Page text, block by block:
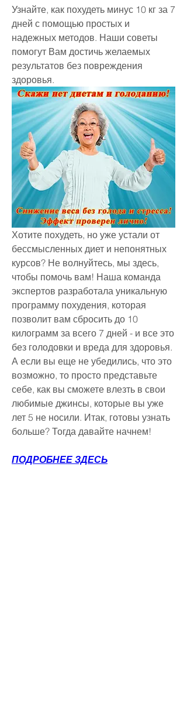
Узнайте, как похудеть минус 10 кг за 7
дней с помощью простых и
надежных методов. Наши советы
помогут Вам достичь желаемых
результатов без повреждения
здоровья.
Хотите похудеть, но уже устали от
бессмысленных диет и непонятных
курсов? Не волнуйтесь, мы здесь,
чтобы помочь вам! Наша команда
экспертов разработала уникальную
программу похудения, которая
позволит вам сбросить до 10
килограмм за всего 7 дней - и все это
без голодовки и вреда для здоровья.
А если вы еще не убедились, что это
возможно, то просто представьте
себе, как вы сможете влезть в свои
любимые джинсы, которые вы уже
лет 5 не носили. Итак, готовы узнать
больше? Тогда давайте начнем!
ПОДРОБНЕЕ ЗДЕСЬ